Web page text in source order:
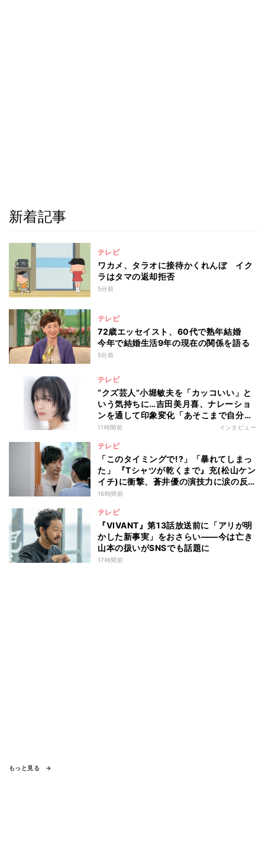
新着記事
テレビ
ワカメ、タラオに接待かくれんぼ イク
ラはタマの返却拒否
5分前
テレビ
72歳エッセイスト、60代で熟年結婚
今年で結婚生活9年の現在の関係を語る
5分前
テレビ
“クズ芸人”小堀敏夫を「カッコいい」と
いう気持ちに…吉田美月喜、ナレーショ
ンを通して印象変化「あそこまで自分に
正直に生きられる人は、なかなかいな
11時間前 インタビュー
テレビ
「このタイミングで!?」「暴れてしまっ
た」 『Tシャツが乾くまで』充(松山ケン
イチ)に衝撃、蒼井優の演技力に涙の反
響も
16時間前
テレビ
『VIVANT』第13話放送前に「アリが明
かした新事実」をおさらい――今は亡き
山本の扱いがSNSでも話題に
17時間前
もっと見る